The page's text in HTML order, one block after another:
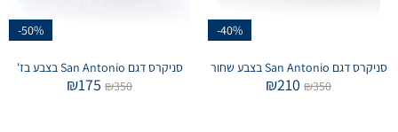
-40%
סניקרס דגם San Antonio בצבע שחור
₪350
₪210
-50%
סניקרס דגם San Antonio בצבע בז'
₪350
₪175